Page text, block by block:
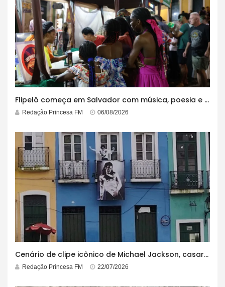
Flipelô começa em Salvador com música, poesia e grande participação
Redação Princesa FM 06/08/2026
Cenário de clipe icônico de Michael Jackson, casarão azul no centro do Pelourinho enfrenta ordem de desocupação
Redação Princesa FM 22/07/2026